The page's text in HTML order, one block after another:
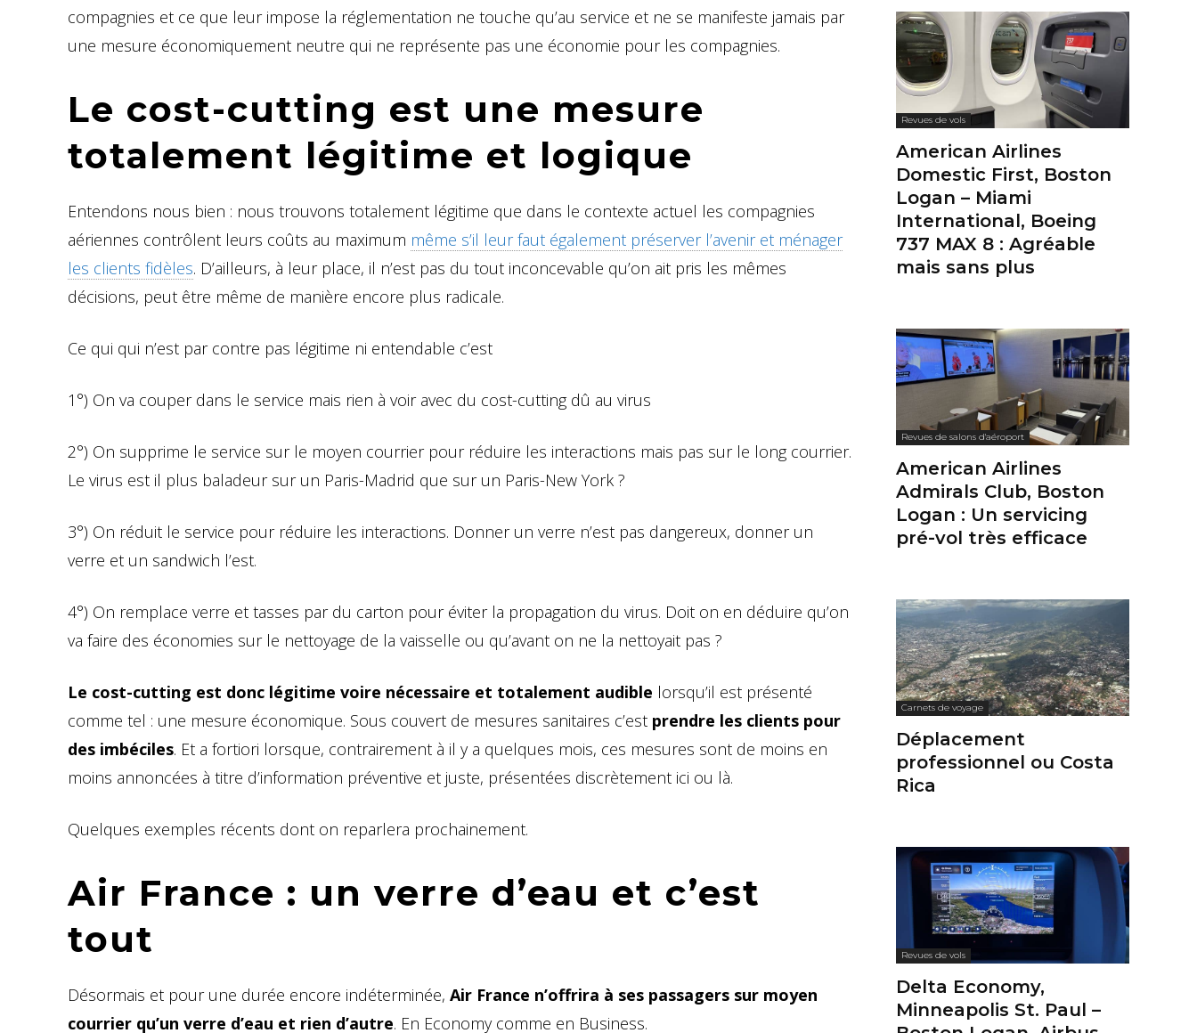
compagnies et ce que leur impose la réglementation ne touche qu’au service et ne se manifeste jamais par
une mesure économiquement neutre qui ne représente pas une économie pour les compagnies.
Le cost-cutting est une mesure
totalement légitime et logique
Entendons nous bien : nous trouvons totalement légitime que dans le contexte actuel les compagnies
aériennes contrôlent leurs coûts au maximum même s’il leur faut également préserver l’avenir et ménager
les clients fidèles. D’ailleurs, à leur place, il n’est pas du tout inconcevable qu’on ait pris les mêmes
décisions, peut être même de manière encore plus radicale.
Ce qui qui n’est par contre pas légitime ni entendable c’est
1°) On va couper dans le service mais rien à voir avec du cost-cutting dû au virus
2°) On supprime le service sur le moyen courrier pour réduire les interactions mais pas sur le long courrier.
Le virus est il plus baladeur sur un Paris-Madrid que sur un Paris-New York ?
3°) On réduit le service pour réduire les interactions. Donner un verre n’est pas dangereux, donner un
verre et un sandwich l’est.
4°) On remplace verre et tasses par du carton pour éviter la propagation du virus. Doit on en déduire qu’on
va faire des économies sur le nettoyage de la vaisselle ou qu’avant on ne la nettoyait pas ?
Le cost-cutting est donc légitime voire nécessaire et totalement audible lorsqu’il est présenté
comme tel : une mesure économique. Sous couvert de mesures sanitaires c’est prendre les clients pour
des imbéciles. Et a fortiori lorsque, contrairement à il y a quelques mois, ces mesures sont de moins en
moins annoncées à titre d’information préventive et juste, présentées discrètement ici ou là.
Quelques exemples récents dont on reparlera prochainement.
Air France : un verre d’eau et c’est
tout
Désormais et pour une durée encore indéterminée, Air France n’offrira à ses passagers sur moyen
courrier qu’un verre d’eau et rien d’autre. En Economy comme en Business.
Revues de vols
American Airlines
Domestic First, Boston
Logan – Miami
International, Boeing
737 MAX 8 : Agréable
mais sans plus
Revues de salons d'aéroport
American Airlines
Admirals Club, Boston
Logan : Un servicing
pré-vol très efficace
Carnets de voyage
Déplacement
professionnel ou Costa
Rica
Revues de vols
Delta Economy,
Minneapolis St. Paul –